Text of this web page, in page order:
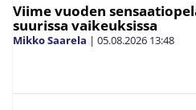
Viime vuoden
suurissa vaikeuksissa
Mikko Saarela | 05.08.2026 13:48